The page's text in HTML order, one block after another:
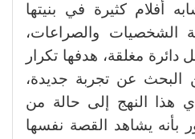
أفلام كثيرة في بنيتها
الشخصيات والصراعات،
دائرة مغلقة، هدفها تكرار
البحث عن تجربة جديدة،
هذا النهج إلى حالة من
بأنه يشاهد القصة نفسها